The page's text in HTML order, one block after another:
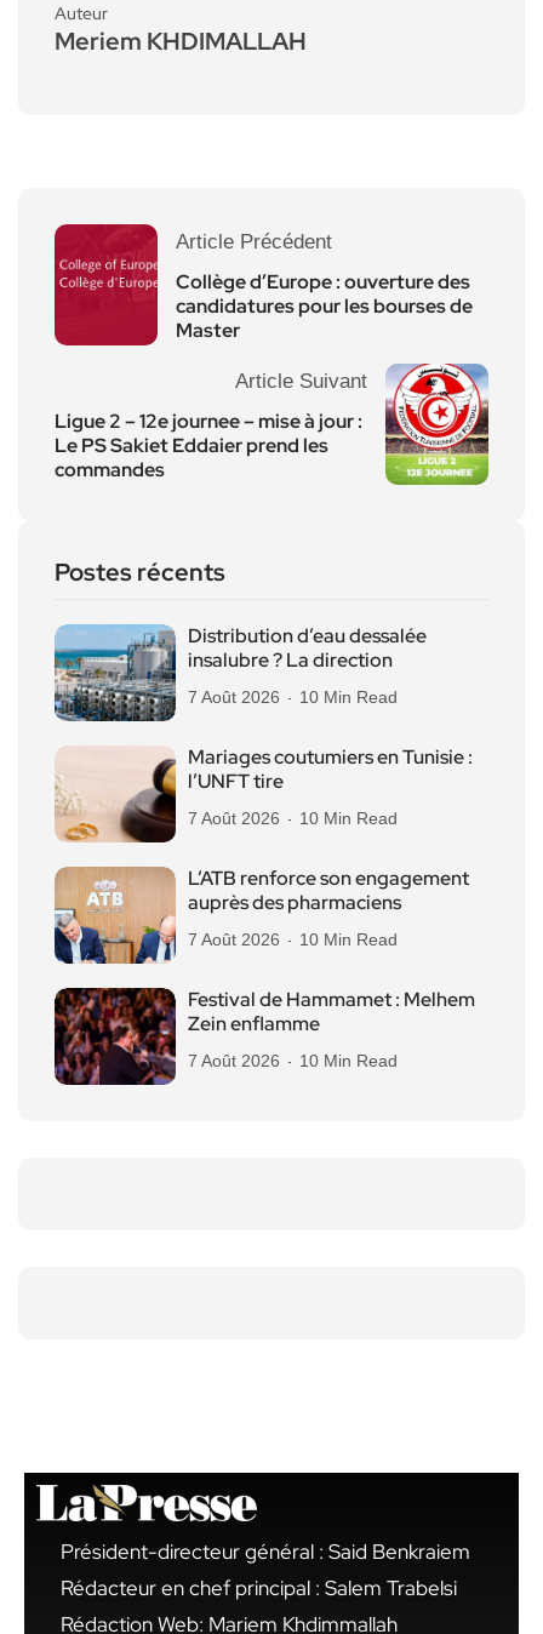
Auteur
Meriem KHDIMALLAH
Article Précédent
Collège d’Europe : ouverture des
candidatures pour les bourses de
Master
Article Suivant
Ligue 2 – 12e journee – mise à jour :
Le PS Sakiet Eddaier prend les
commandes
Postes récents
Distribution d’eau dessalée
insalubre ? La direction
7 Août 2026 10 Min Read
Mariages coutumiers en Tunisie :
l’UNFT tire
7 Août 2026 10 Min Read
L’ATB renforce son engagement
auprès des pharmaciens
7 Août 2026 10 Min Read
Festival de Hammamet : Melhem
Zein enflamme
7 Août 2026 10 Min Read
Président-directeur général : Said Benkraiem
Rédacteur en chef principal : Salem Trabelsi
Rédaction Web: Mariem Khdimmallah